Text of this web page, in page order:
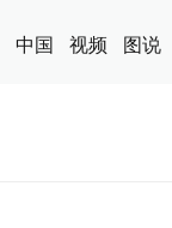
中国 视频 图说